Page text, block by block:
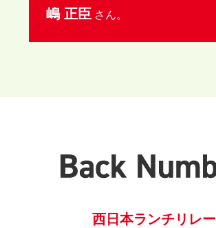
嶋 正臣 さん。
西日本ランチリレー